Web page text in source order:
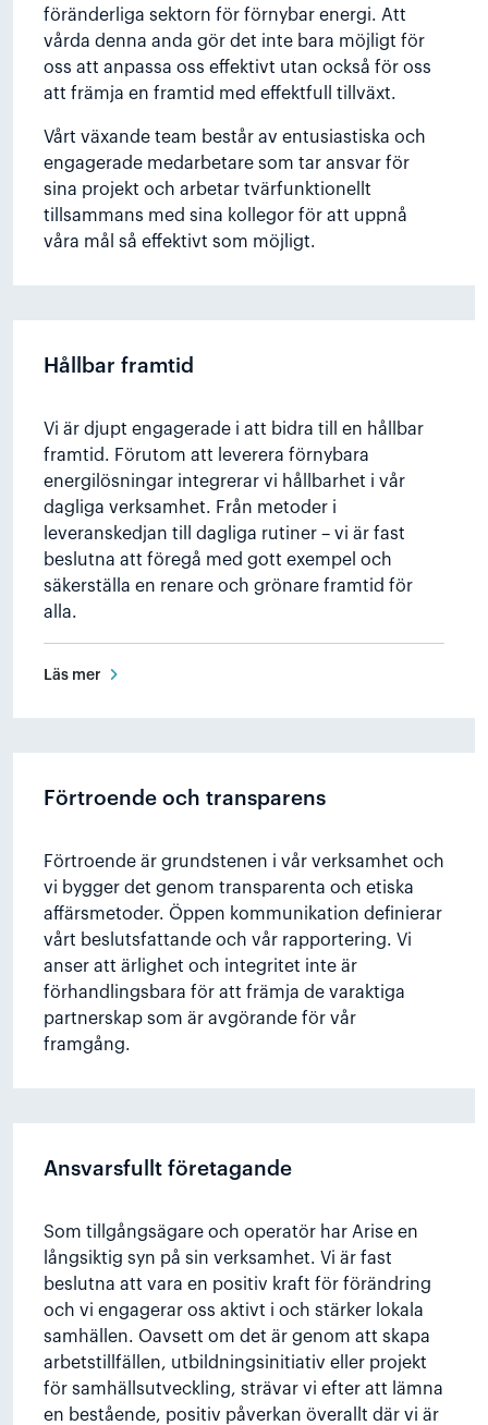
föränderliga sektorn för förnybar energi. Att
vårda denna anda gör det inte bara möjligt för
oss att anpassa oss effektivt utan också för oss
att främja en framtid med effektfull tillväxt.
Vårt växande team består av entusiastiska och
engagerade medarbetare som tar ansvar för
sina projekt och arbetar tvärfunktionellt
tillsammans med sina kollegor för att uppnå
våra mål så effektivt som möjligt.
Hållbar framtid
Vi är djupt engagerade i att bidra till en hållbar
framtid. Förutom att leverera förnybara
energilösningar integrerar vi hållbarhet i vår
dagliga verksamhet. Från metoder i
leveranskedjan till dagliga rutiner – vi är fast
beslutna att föregå med gott exempel och
säkerställa en renare och grönare framtid för
alla.
Läs mer
Förtroende och transparens
Förtroende är grundstenen i vår verksamhet och
vi bygger det genom transparenta och etiska
affärsmetoder. Öppen kommunikation definierar
vårt beslutsfattande och vår rapportering. Vi
anser att ärlighet och integritet inte är
förhandlingsbara för att främja de varaktiga
partnerskap som är avgörande för vår
framgång.
Ansvarsfullt företagande
Som tillgångsägare och operatör har Arise en
långsiktig syn på sin verksamhet. Vi är fast
beslutna att vara en positiv kraft för förändring
och vi engagerar oss aktivt i och stärker lokala
samhällen. Oavsett om det är genom att skapa
arbetstillfällen, utbildningsinitiativ eller projekt
för samhällsutveckling, strävar vi efter att lämna
en bestående, positiv påverkan överallt där vi är